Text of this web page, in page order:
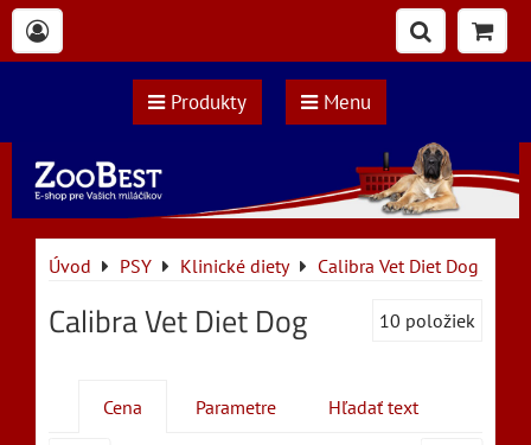
Produkty Menu
Úvod PSY Klinické diety Calibra Vet Diet Dog
Calibra Vet Diet Dog 10 položiek
Cena Parametre Hľadať text